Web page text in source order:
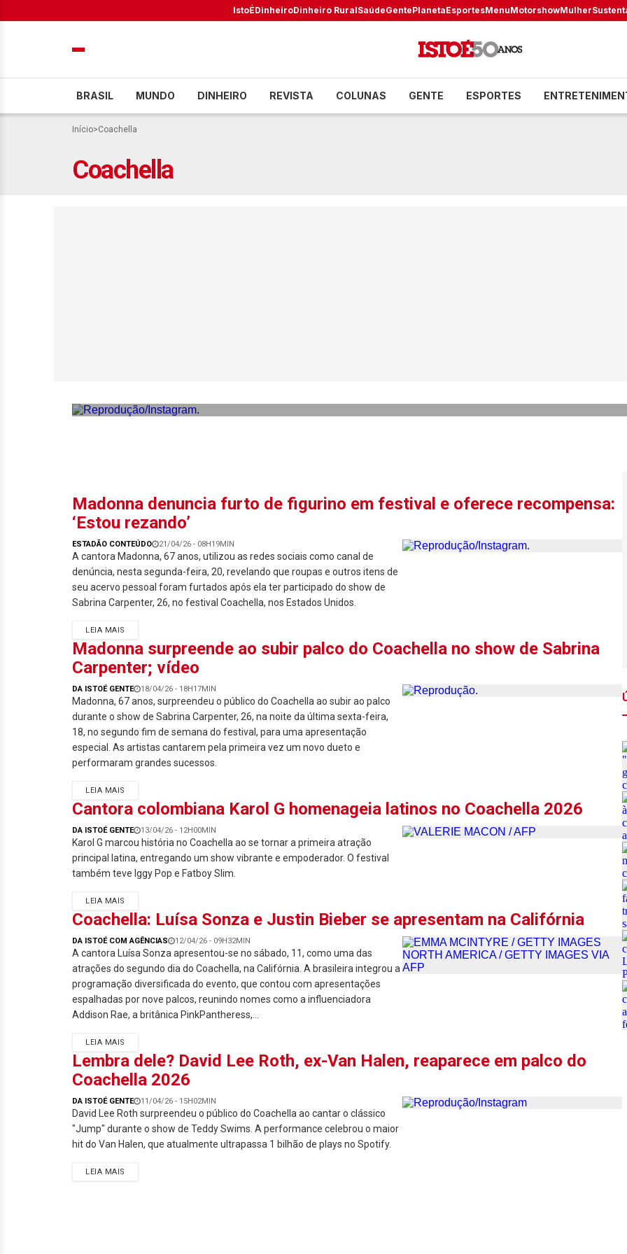
IstoÉDinheiroDinheiro RuralSaúdeGentePlanetaEsportesMenuMotorshowMulher
BRASIL MUNDO DINHEIRO REVISTA COLUNAS GENTE ESPORTES
Início>Coachella
Coachella
Madonna denuncia furto de figurino em festival e oferece recompensa:
‘Estou rezando’
ESTADÃO CONTEÚDO 21/04/26 - 08H19MIN
A cantora Madonna, 67 anos, utilizou as redes sociais como canal de
denúncia, nesta segunda-feira, 20, revelando que roupas e outros itens de
seu acervo pessoal foram furtados após ela ter participado do show de
Sabrina Carpenter, 26, no festival Coachella, nos Estados Unidos.
LEIA MAIS
Madonna surpreende ao subir palco do Coachella no show de Sabrina
Carpenter; vídeo
DA ISTOÉ GENTE 18/04/26 - 18H17MIN
Madonna, 67 anos, surpreendeu o público do Coachella ao subir ao palco
durante o show de Sabrina Carpenter, 26, na noite da última sexta-feira,
18, no segundo fim de semana do festival, para uma apresentação
especial. As artistas cantarem pela primeira vez um novo dueto e
performaram grandes sucessos.
LEIA MAIS
Cantora colombiana Karol G homenageia latinos no Coachella 2026
DA ISTOÉ GENTE 13/04/26 - 12H00MIN
Karol G marcou história no Coachella ao se tornar a primeira atração
principal latina, entregando um show vibrante e empoderador. O festival
também teve Iggy Pop e Fatboy Slim.
LEIA MAIS
Coachella: Luísa Sonza e Justin Bieber se apresentam na Califórnia
DA ISTOÉ COM AGÊNCIAS 12/04/26 - 09H32MIN
A cantora Luísa Sonza apresentou-se no sábado, 11, como uma das
atrações do segundo dia do Coachella, na Califórnia. A brasileira integrou a
programação diversificada do evento, que contou com apresentações
espalhadas por nove palcos, reunindo nomes como a influenciadora
Addison Rae, a britânica PinkPantheress,...
LEIA MAIS
Lembra dele? David Lee Roth, ex-Van Halen, reaparece em palco do
Coachella 2026
DA ISTOÉ GENTE 11/04/26 - 15H02MIN
David Lee Roth surpreendeu o público do Coachella ao cantar o clássico
"Jump" durante o show de Teddy Swims. A performance celebrou o maior
hit do Van Halen, que atualmente ultrapassa 1 bilhão de plays no Spotify.
LEIA MAIS